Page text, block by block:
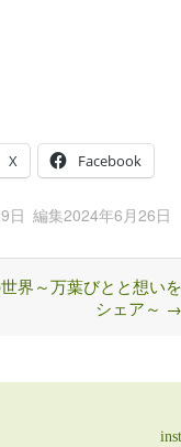
X Facebook
日 編集2024年6月26日
界～万葉びとと想いを
シェア～ →